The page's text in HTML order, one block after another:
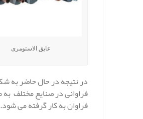
عایق الاستومری
در نتیجه در حال حاضر به
فراوانی در صنایع مختلف به
فراوان به کار گرفته می شود.